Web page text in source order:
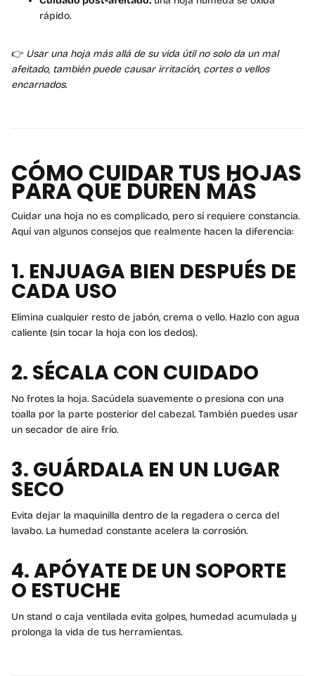
rápido.
👉 Usar una hoja más allá de su vida útil no solo da un mal
afeitado, también puede causar irritación, cortes o vellos
encarnados.
CÓMO CUIDAR TUS HOJAS
PARA QUE DUREN MÁS
Cuidar una hoja no es complicado, pero sí requiere constancia.
Aquí van algunos consejos que realmente hacen la diferencia:
1. ENJUAGA BIEN DESPUÉS DE
CADA USO
Elimina cualquier resto de jabón, crema o vello. Hazlo con agua
caliente (sin tocar la hoja con los dedos).
2. SÉCALA CON CUIDADO
No frotes la hoja. Sacúdela suavemente o presiona con una
toalla por la parte posterior del cabezal. También puedes usar
un secador de aire frío.
3. GUÁRDALA EN UN LUGAR
SECO
Evita dejar la maquinilla dentro de la regadera o cerca del
lavabo. La humedad constante acelera la corrosión.
4.APÓYATE DE UN SOPORTE
O ESTUCHE
Un stand o caja ventilada evita golpes, humedad acumulada y
prolonga la vida de tus herramientas.